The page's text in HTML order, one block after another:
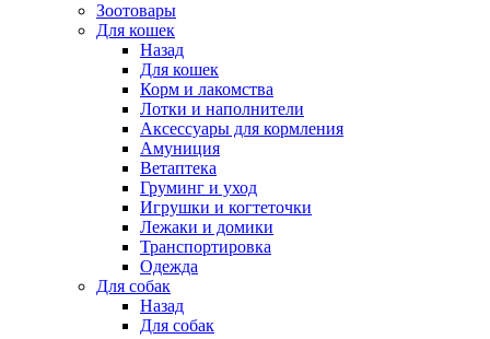
Зоотовары
Для кошек
Назад
Для кошек
Корм и лакомства
Лотки и наполнители
Аксессуары для кормления
Амуниция
Ветаптека
Груминг и уход
Игрушки и когтеточки
Лежаки и домики
Транспортировка
Одежда
Для собак
Назад
Для собак